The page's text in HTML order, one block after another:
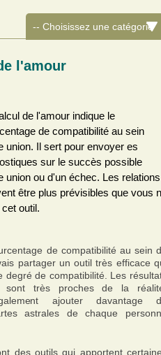
l'amour
de l'amour indique le
de compatibilité au sein
union. Il sert pour envoyer es
sur le succès possible
union ou d'un échec. Les relations
être plus prévisibles que vous
outil.
de compatibilité au sein
partager un outil très efficace
degré de compatibilité. Les
sont très proches de la
ajouter davantage
astrales de chaque
des outils qui apportent